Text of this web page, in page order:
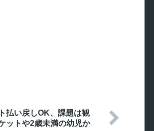
払い戻しOK、課題は観
ットや2歳未満の幼児か
